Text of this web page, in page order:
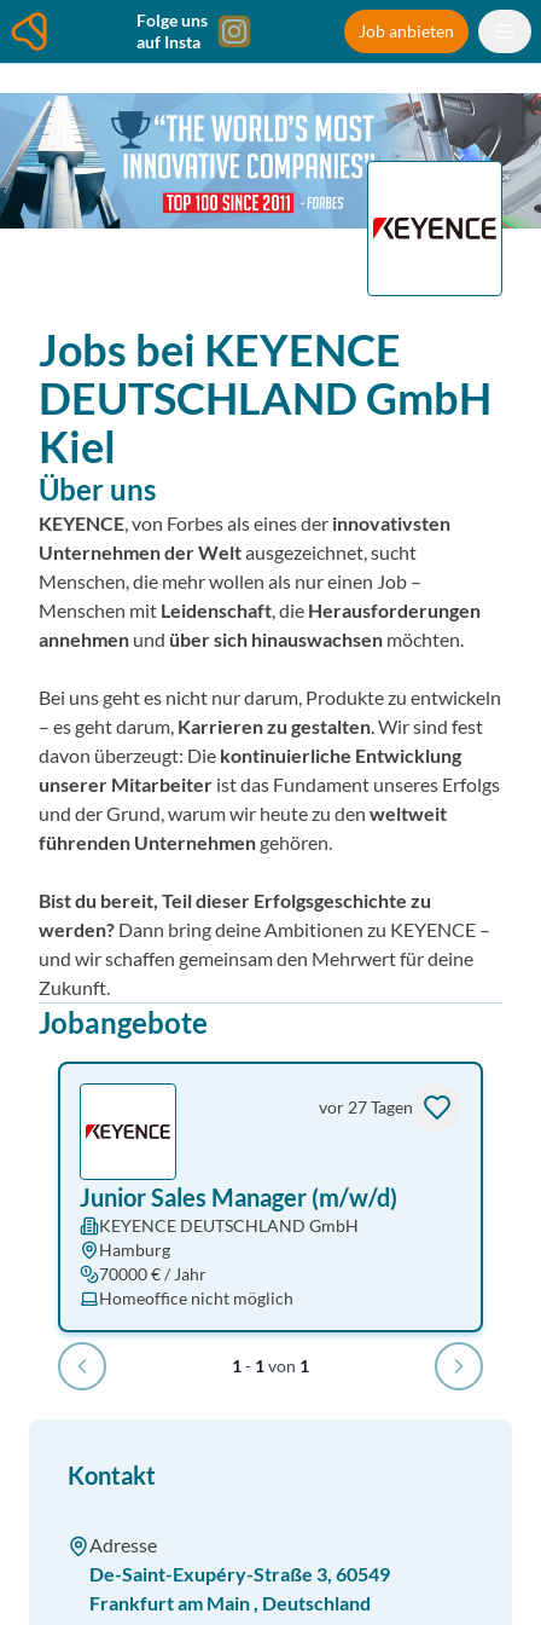
Folge uns
auf Insta
Job anbieten
Jobs bei KEYENCE
DEUTSCHLAND GmbH
Kiel
Über uns
KEYENCE, von Forbes als eines der innovativsten
Unternehmen der Weltausgezeichnet, sucht
Menschen, die mehr wollen als nur einen Job –
Menschen mit Leidenschaft, die Herausforderungen
annehmen und über sich hinauswachsen möchten.
Bei uns geht es nicht nur darum, Produkte zu entwickeln
– es geht darum, Karrieren zu gestalten. Wir sind fest
davon überzeugt: Die kontinuierliche Entwicklung
unserer Mitarbeiter ist das Fundament unseres Erfolgs
und der Grund, warum wir heute zu den weltweit
führenden Unternehmengehören.
Bist du bereit, Teil dieser Erfolgsgeschichte zu
werden? Dann bring deine Ambitionen zu KEYENCE –
und wir schaffen gemeinsam den Mehrwert für deine
Zukunft.
Jobangebote
vor 27 Tagen
Junior Sales Manager (m/w/d)
KEYENCE DEUTSCHLAND GmbH
Hamburg
70000 € / Jahr
Homeoffice nicht möglich
1- 1von 1
Kontakt
Adresse
De-Saint-Exupéry-Straße 3, 60549
Frankfurt am Main, Deutschland